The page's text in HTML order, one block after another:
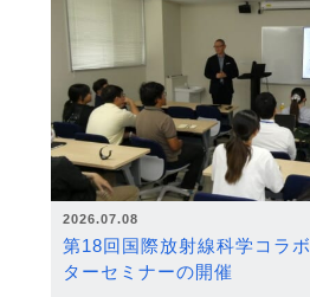
2026.07.08
第18回国際放射線科学コラ
ターセミナーの開催